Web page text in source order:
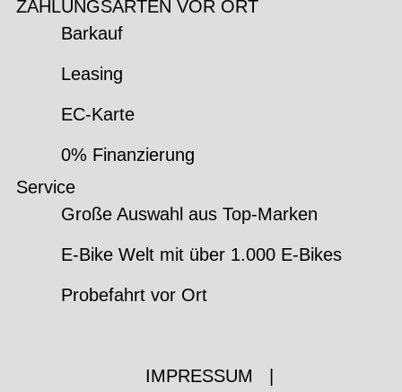
ZAHLUNGSARTEN VOR ORT
Barkauf
Leasing
EC-Karte
0% Finanzierung
Service
Große Auswahl aus Top-Marken
E-Bike Welt mit über 1.000 E-Bikes
Probefahrt vor Ort
IMPRESSUM